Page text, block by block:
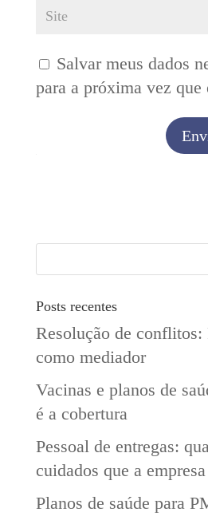
Salvar meus dados
para a próxima vez que
Posts recentes
Resolução de conflitos:
como mediador
Vacinas e planos de
é a cobertura
Pessoal de entregas:
cuidados que a
Planos de saúde para